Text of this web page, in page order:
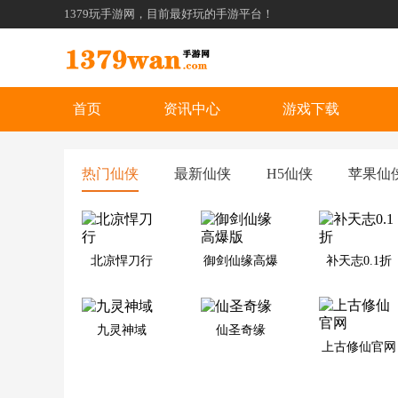
1379玩手游网，目前最好玩的手游平台！
首页 资讯中心 游戏下载
热门仙侠 最新仙侠 H5仙侠 苹果仙
北凉悍刀行
御剑仙缘高爆
补天志0.1折
九灵神域
仙圣奇缘
上古修仙官网